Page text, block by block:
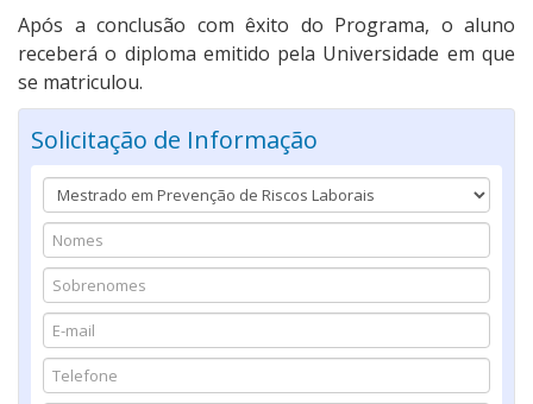
Após a conclusão com êxito do Programa, o aluno
receberá o diploma emitido pela Universidade em que
se matriculou.
Solicitação de Informação